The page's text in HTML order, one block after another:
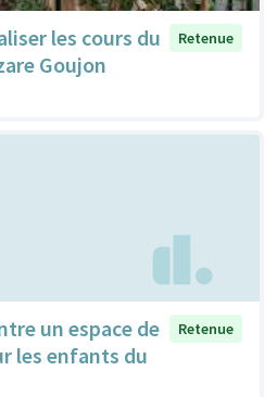
les cours du
Goujon
Retenue
un espace de
les enfants du
Retenue